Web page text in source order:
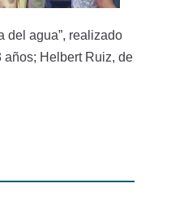
del agua”, realizado
años; Helbert Ruiz, de